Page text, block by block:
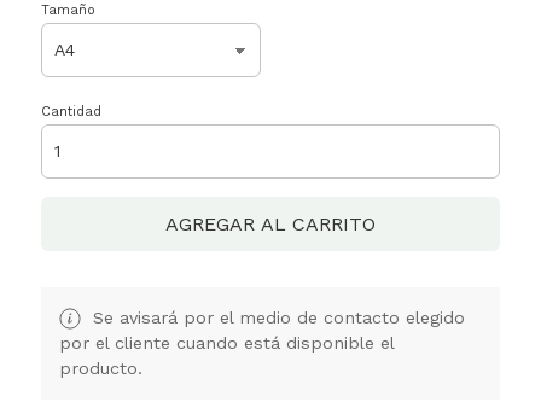
Tamaño
Cantidad
AGREGAR AL CARRITO
Se avisará por el medio de contacto elegido
por el cliente cuando está disponible el
producto.